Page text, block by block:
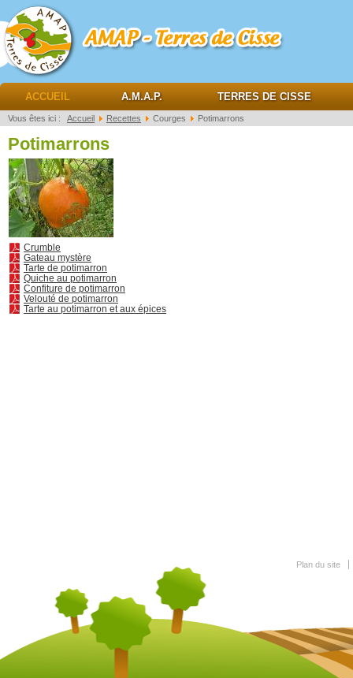
AMAP Terres de cisse
ACCUEIL A.M.A.P. TERRES DE CISSE
Vous êtes ici : Accueil Recettes Courges Potimarrons
Potimarrons
Crumble
Gateau mystère
Tarte de potimarron
Quiche au potimarron
Confiture de potimarron
Velouté de potimarron
Tarte au potimarron et aux épices
Plan du site